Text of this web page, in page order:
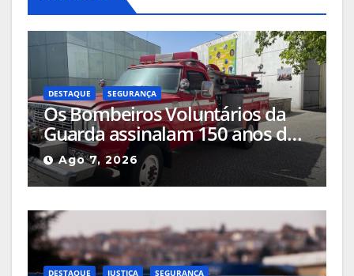
DESTAQUE SEGURANÇA
Os Bombeiros Voluntários da
Guarda assinalam 150 anos de
história com comemorações a
acontecerem no centro da
cidade
Ago 7, 2026
DESTAQUE JUSTIÇA SEGURANÇA